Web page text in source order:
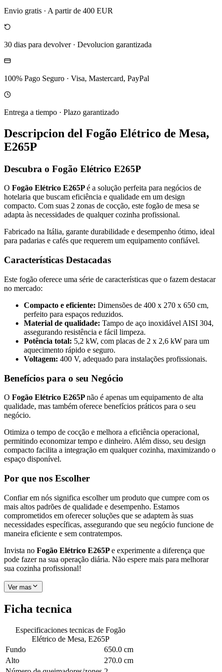
Envio gratis · A partir de 400 EUR
30 dias para devolver· Devolucion garantizada
100% Pago Seguro · Visa, Mastercard, PayPal
Entrega a tiempo · Plazo garantizado
Descripcion del Fogão Elétrico de Mesa,
E265P
Descubra o Fogão Elétrico E265P
O Fogão Elétrico E265Pé a solução perfeita para negócios de
hotelaria que buscam eficiência e qualidade em um design
compacto. Com suas 2 zonas de cocção, este fogão de mesa se
adapta às necessidades de qualquer cozinha profissional.
Fabricado na Itália, garante durabilidade e desempenho ótimo, ideal
para padarias e cafés que requerem um equipamento confiável.
Características Destacadas
Este fogão oferece uma série de características que o fazem destacar
no mercado:
Compacto e eficiente: Dimensões de 400 x 270 x 650 cm,
perfeito para espaços reduzidos.
Material de qualidade: Tampo de aço inoxidável AISI 304,
assegurando resistência e fácil limpeza.
Potência total: 5,2 kW, com placas de 2 x 2,6 kW para um
aquecimento rápido e seguro.
Voltagem: 400 V, adequado para instalações profissionais.
Benefícios para o seu Negócio
O Fogão Elétrico E265Pnão é apenas um equipamento de alta
qualidade, mas também oferece benefícios práticos para o seu
negócio.
Otimiza o tempo de cocção e melhora a eficiência operacional,
permitindo economizar tempo e dinheiro. Além disso, seu design
compacto facilita a integração em qualquer cozinha, maximizando o
espaço disponível.
Por que nos Escolher
Confiar em nós significa escolher um produto que cumpre com os
mais altos padrões de qualidade e desempenho. Estamos
comprometidos em oferecer soluções que se adaptem às suas
necessidades específicas, assegurando que seu negócio funcione de
maneira eficiente e sem contratempos.
Invista no Fogão Elétrico E265Pe experimente a diferença que
pode fazer na sua operação diária. Não espere mais para melhorar
sua cozinha profissional!
Ver mas
Ficha tecnica
Especificaciones tecnicas de Fogão
Elétrico de Mesa, E265P
Fundo
650.0 cm
Alto
270.0 cm